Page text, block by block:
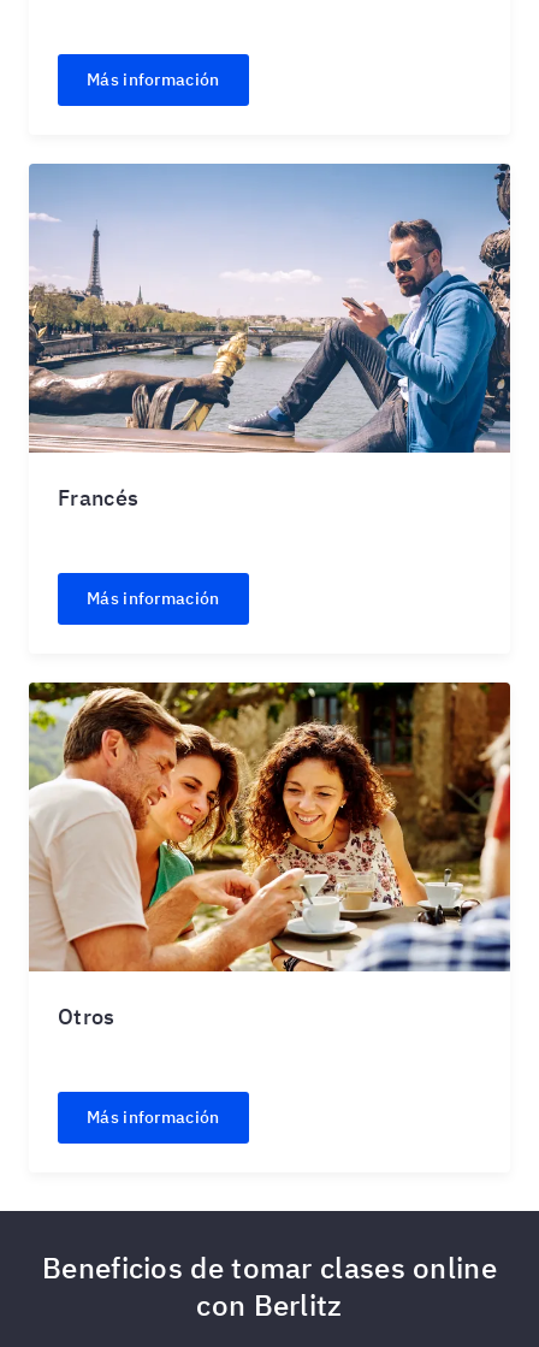
Más información
Francés
Más información
Otros
Más información
Beneficios de tomar clases online
con Berlitz